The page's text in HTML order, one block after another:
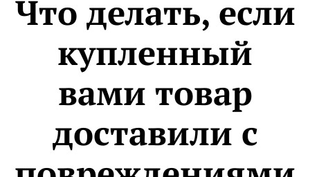
Что делать, если
купленный
вами товар
доставили с